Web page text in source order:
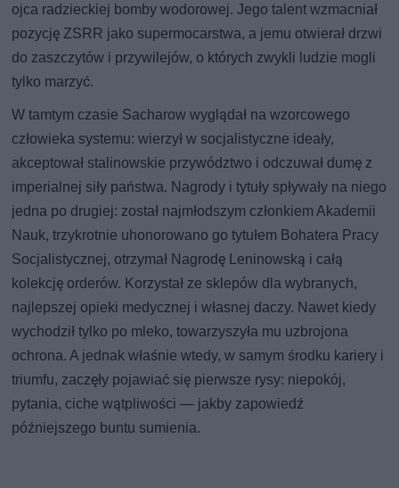
ojca radzieckiej bomby wodorowej. Jego talent wzmacniał
pozycję ZSRR jako supermocarstwa, a jemu otwierał drzwi
do zaszczytów i przywilejów, o których zwykli ludzie mogli
tylko marzyć.
W tamtym czasie Sacharow wyglądał na wzorcowego
człowieka systemu: wierzył w socjalistyczne ideały,
akceptował stalinowskie przywództwo i odczuwał dumę z
imperialnej siły państwa. Nagrody i tytuły spływały na niego
jedna po drugiej: został najmłodszym członkiem Akademii
Nauk, trzykrotnie uhonorowano go tytułem Bohatera Pracy
Socjalistycznej, otrzymał Nagrodę Leninowską i całą
kolekcję orderów. Korzystał ze sklepów dla wybranych,
najlepszej opieki medycznej i własnej daczy. Nawet kiedy
wychodził tylko po mleko, towarzyszyła mu uzbrojona
ochrona. A jednak właśnie wtedy, w samym środku kariery i
triumfu, zaczęły pojawiać się pierwsze rysy: niepokój,
pytania, ciche wątpliwości — jakby zapowiedź
późniejszego buntu sumienia.